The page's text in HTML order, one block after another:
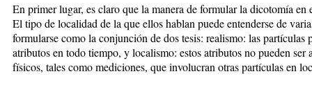
En primer lugar, es claro que la manera de formular la dicotomía en
El tipo de localidad de la que ellos hablan puede entenderse de
formularse como la conjunción de dos tesis: realismo: las partículas
atributos en todo tiempo, y localismo: estos atributos no pueden ser
físicos, tales como mediciones, que involucran otras partículas en